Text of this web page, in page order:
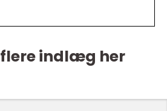
indlæg her